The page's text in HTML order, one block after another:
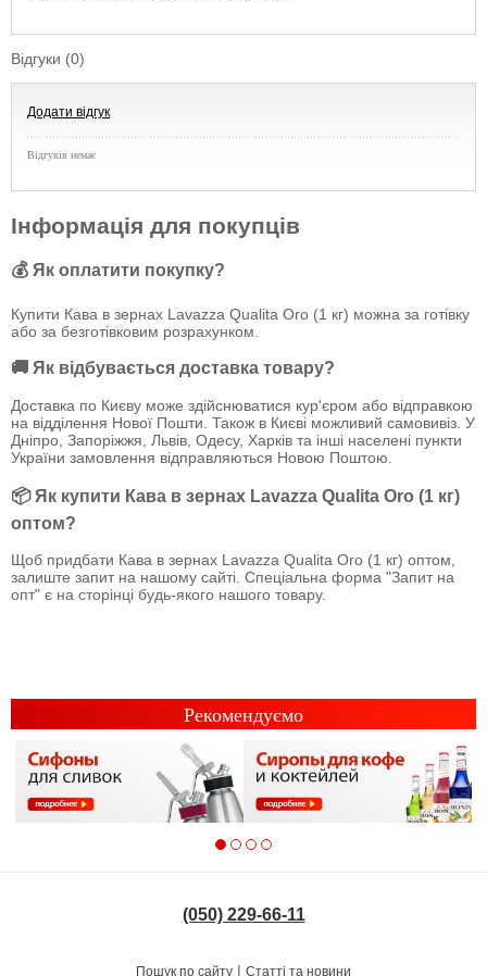
Відгуки (0)
Додати відгук
Відгуків немає
Інформація для покупців
💰 Як оплатити покупку?
Купити Кава в зернах Lavazza Qualita Oro (1 кг) можна за готівку
або за безготівковим розрахунком.
🚚 Як відбувається доставка товару?
Доставка по Києву може здійснюватися кур'єром або відправкою
на відділення Нової Пошти. Також в Києві можливий самовивіз. У
Дніпро, Запоріжжя, Львів, Одесу, Харків та інші населені пункти
України замовлення відправляються Новою Поштою.
📦 Як купити Кава в зернах Lavazza Qualita Oro (1 кг)
оптом?
Щоб придбати Кава в зернах Lavazza Qualita Oro (1 кг) оптом,
залиште запит на нашому сайті. Спеціальна форма "Запит на
опт" є на сторінці будь-якого нашого товару.
Рекомендуємо
(050) 229-66-11
Пошук по сайту | Статті та новини